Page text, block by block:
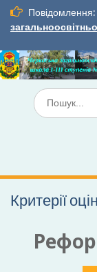
Перейти
вмісту
Повідомлення:
Шукати:
Критерії